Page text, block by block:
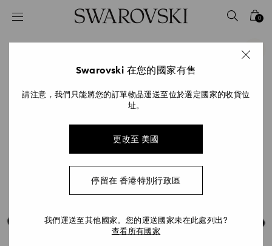
Accesskeys list 0
Swarovski 在您的國家有售
請注意，我們只能將您的訂單物品運送至位於選定國家的收貨位
址。
更改至 美國
停留在 香港特別行政區
我們運送至其他國家。您的運送國家未在此處列出?
查看所有國家